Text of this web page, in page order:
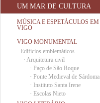
UM MAR DE CULTURA
MÚSICA E ESPETÁCULOS EM
VIGO
VIGO MONUMENTAL
- Edifícios emblemáticos
· Arquitetura civil
· Paço de São Roque
· Ponte Medieval de Sárdoma
· Instituto Santa Irene
· Escolas Nieto